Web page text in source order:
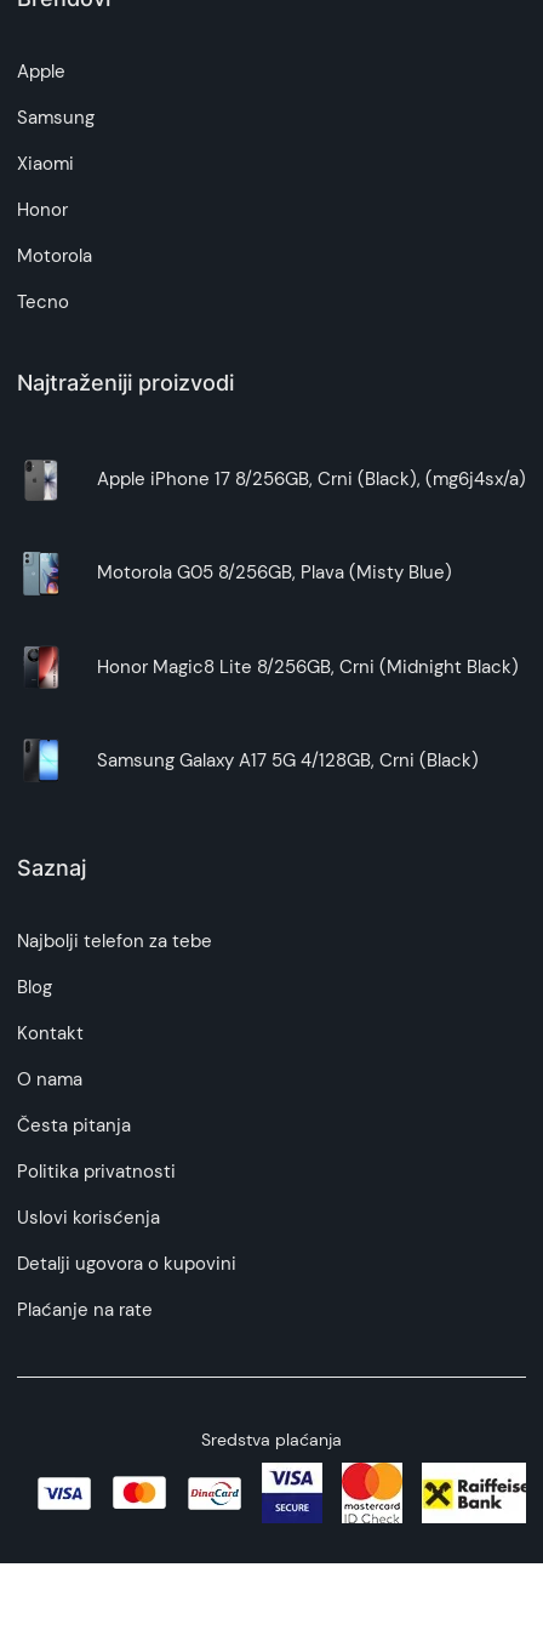
Apple
Samsung
Xiaomi
Honor
Motorola
Tecno
Najtraženiji proizvodi
Apple iPhone 17 8/256GB, Crni (Black), (mg6j4sx/a)
Motorola G05 8/256GB, Plava (Misty Blue)
Honor Magic8 Lite 8/256GB, Crni (Midnight Black)
Samsung Galaxy A17 5G 4/128GB, Crni (Black)
Saznaj
Najbolji telefon za tebe
Blog
Kontakt
O nama
Česta pitanja
Politika privatnosti
Uslovi korisćenja
Detalji ugovora o kupovini
Plaćanje na rate
Sredstva plaćanja